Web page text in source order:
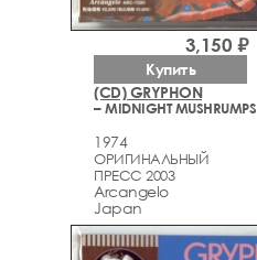
(CD) GRYPHON
– MIDNIGHT MUSHRUMPS
1974
ОРИГИНАЛЬНЫЙ
ПРЕСС 2003
Arcаngelo
Japan
3,150 ₽
Купить